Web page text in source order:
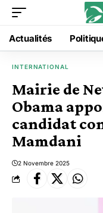
Actualités
INTERNATIONAL
Mairie de
Obama
candidat
Mamdani
2 Novembre 2025